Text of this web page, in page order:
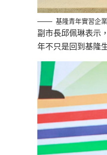
基隆青年實習企
副市長邱佩琳表示
年不只是回到基隆